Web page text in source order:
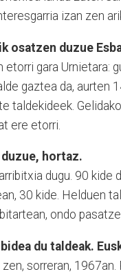
izan zen
osatzen duzue
etorri gara Urnietara:
gaztea da,
taldekideek.
ere etorri.
hortaz.
dugu. 90
30 kide. Helduen
ondo
du taldeak.
sorreran, 1967an.